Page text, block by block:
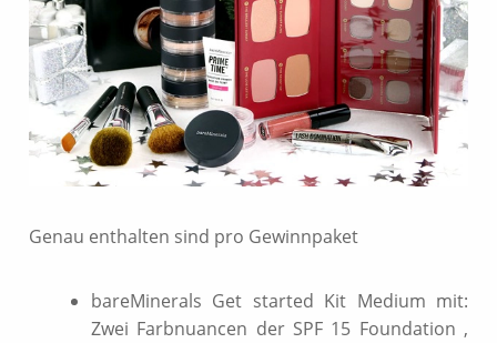
Genau enthalten sind pro Gewinnpaket
bareMinerals Get started Kit Medium mit:
Zwei Farbnuancen der SPF 15 Foundation ,